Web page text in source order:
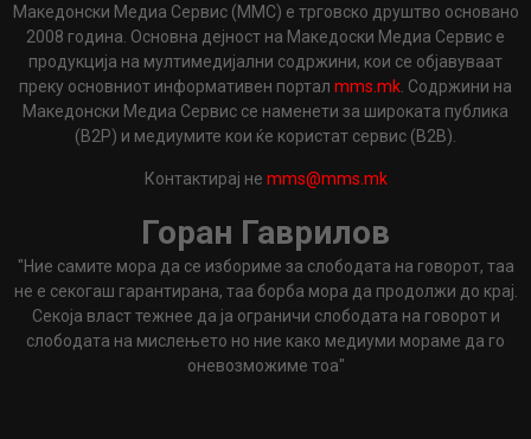
Македонски Медиа Сервис (ММС) е трговско друштво основано
2008 година. Основна дејност на Македоски Медиа Сервис е
продукција на мултимедијални содржини, кои се објавуваат
преку основниот информативен портал mms.mk . Содржини на
Македонски Медиа Сервис се наменети за широката публика
(B2P) и медиумите кои ќе користат сервис (B2B).
Контактирај не mms@mms.mk
Горан Гаврилов
"Ние самите мора да се избориме за слободата на говорот, таа
не е секогаш гарантирана, таа борба мора да продолжи до крај.
Секоја власт тежнее да ја ограничи слободата на говорот и
слободата на мислењето но ние како медиуми мораме да го
оневозможиме тоа"